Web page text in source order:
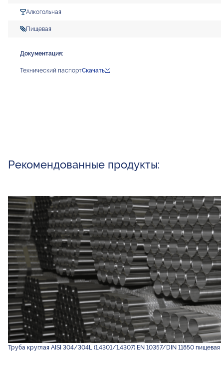
Алкогольная
Пищевая
Документация:
Технический паспортСкачать
Рекомендованные продукты:
Труба круглая AISI 304/304L (1.4301/1.4307) EN 10357/DIN 11850 пищевая